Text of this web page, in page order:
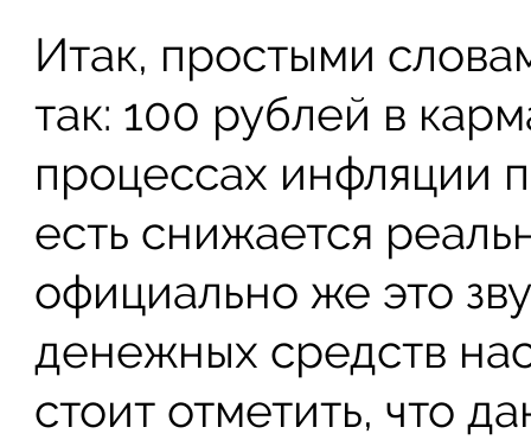
Итак, простыми
так: 100 рублей в
процессах инфляции
есть снижается
официально же это
денежных средств
стоит отметить, что